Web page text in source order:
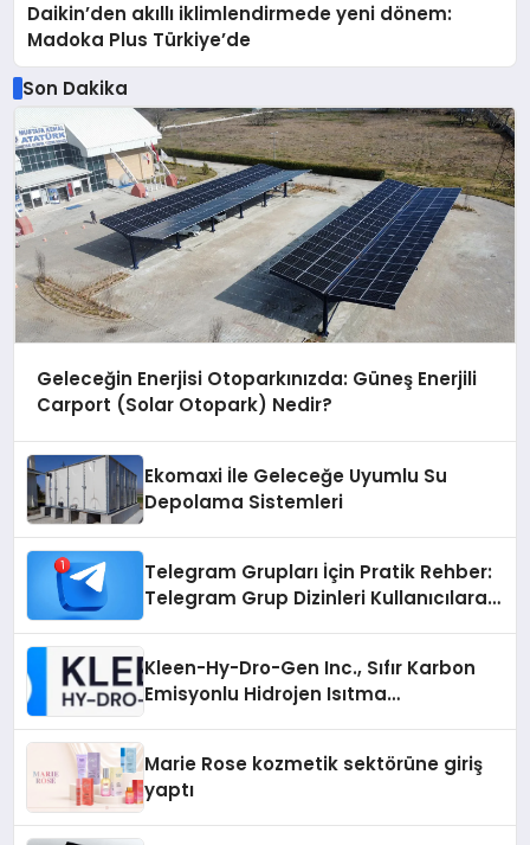
Daikin’den akıllı iklimlendirmede yeni dönem:
Madoka Plus Türkiye’de
Son Dakika
Geleceğin Enerjisi Otoparkınızda: Güneş Enerjili
Carport (Solar Otopark) Nedir?
Ekomaxi İle Geleceğe Uyumlu Su
Depolama Sistemleri
Telegram Grupları İçin Pratik Rehber:
Telegram Grup Dizinleri Kullanıcılara
Kleen-Hy-Dro-Gen Inc., Sıfır Karbon
Emisyonlu Hidrojen Isıtma
Marie Rose kozmetik sektörüne giriş
yaptı